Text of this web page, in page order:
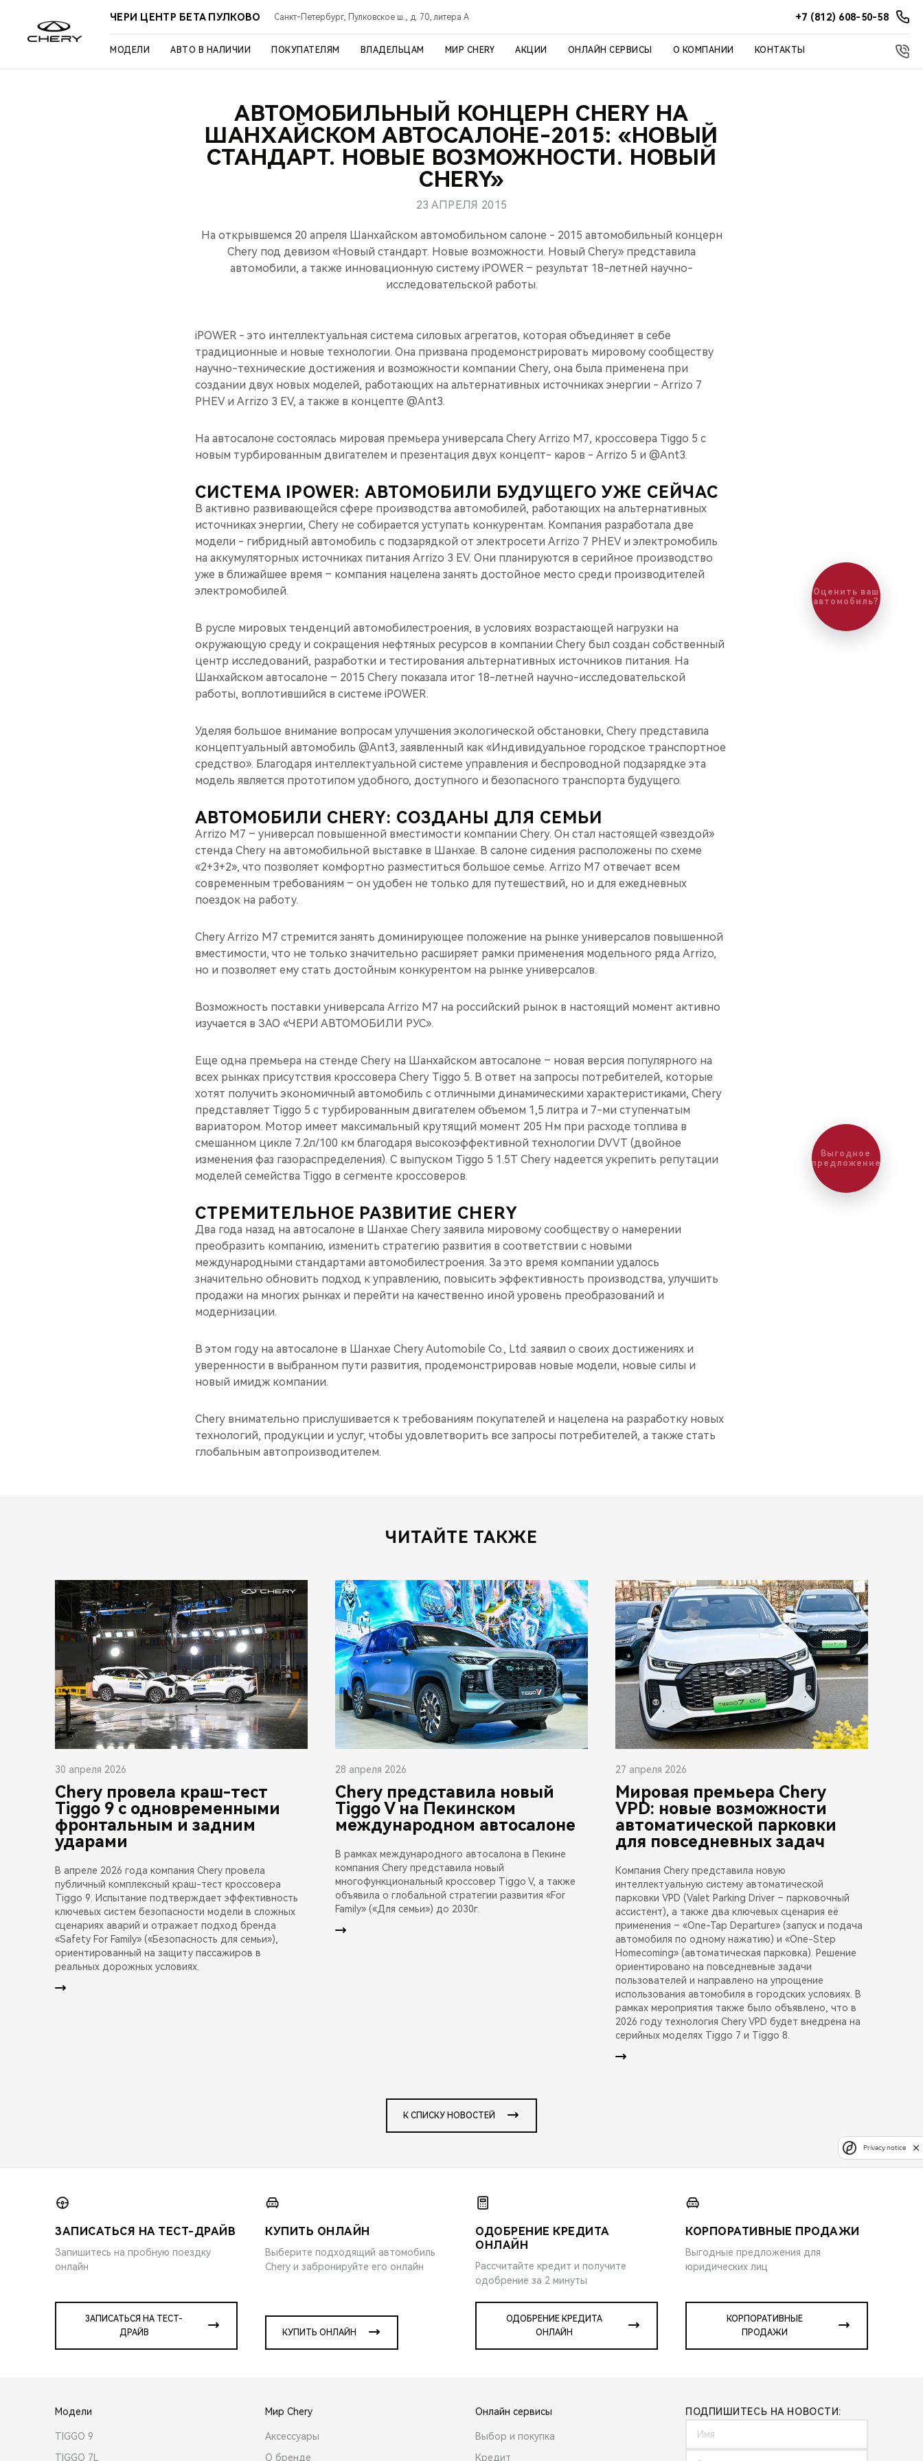
ЧЕРИ ЦЕНТР БЕТА ПУЛКОВО Санкт-Петербург, Пулковское ш., д. 70, литера А +7 (812) 608-50-58
МОДЕЛИ АВТО В НАЛИЧИИ ПОКУПАТЕЛЯМ ВЛАДЕЛЬЦАМ МИР CHERY АКЦИИ ОНЛАЙН СЕРВИСЫ О КОМПАНИИ КОНТАКТЫ
АВТОМОБИЛЬНЫЙ КОНЦЕРН CHERY НА
ШАНХАЙСКОМ АВТОСАЛОНЕ-2015: «НОВЫЙ
СТАНДАРТ. НОВЫЕ ВОЗМОЖНОСТИ. НОВЫЙ
CHERY»
23 АПРЕЛЯ 2015
На открывшемся 20 апреля Шанхайском автомобильном салоне - 2015 автомобильный концерн
Chery под девизом «Новый стандарт. Новые возможности. Новый Chery» представила
автомобили, а также инновационную систему iPOWER – результат 18-летней научно-
исследовательской работы.
iPOWER - это интеллектуальная система силовых агрегатов, которая объединяет в себе
традиционные и новые технологии. Она призвана продемонстрировать мировому сообществу
научно-технические достижения и возможности компании Chery, она была применена при
создании двух новых моделей, работающих на альтернативных источниках энергии - Arrizo 7
PHEV и Arrizo 3 EV, а также в концепте @Ant3.
На автосалоне состоялась мировая премьера универсала Chery Arrizo M7, кроссовера Tiggo 5 с
новым турбированным двигателем и презентация двух концепт- каров - Arrizo 5 и @Ant3.
СИСТЕМА IPOWER: АВТОМОБИЛИ БУДУЩЕГО УЖЕ СЕЙЧАС
В активно развивающейся сфере производства автомобилей, работающих на альтернативных
источниках энергии, Chery не собирается уступать конкурентам. Компания разработала две
модели - гибридный автомобиль с подзарядкой от электросети Arrizo 7 PHEV и электромобиль
на аккумуляторных источниках питания Arrizo 3 EV. Они планируются в серийное производство
уже в ближайшее время – компания нацелена занять достойное место среди производителей
электромобилей.
В русле мировых тенденций автомобилестроения, в условиях возрастающей нагрузки на
окружающую среду и сокращения нефтяных ресурсов в компании Chery был создан собственный
центр исследований, разработки и тестирования альтернативных источников питания. На
Шанхайском автосалоне – 2015 Chery показала итог 18-летней научно-исследовательской
работы, воплотившийся в системе iPOWER.
Уделяя большое внимание вопросам улучшения экологической обстановки, Chery представила
концептуальный автомобиль @Ant3, заявленный как «Индивидуальное городское транспортное
средство». Благодаря интеллектуальной системе управления и беспроводной подзарядке эта
модель является прототипом удобного, доступного и безопасного транспорта будущего.
АВТОМОБИЛИ CHERY: СОЗДАНЫ ДЛЯ СЕМЬИ
Arrizo M7 – универсал повышенной вместимости компании Chery. Он стал настоящей «звездой»
стенда Chery на автомобильной выставке в Шанхае. В салоне сидения расположены по схеме
«2+3+2», что позволяет комфортно разместиться большое семье. Arrizo M7 отвечает всем
современным требованиям – он удобен не только для путешествий, но и для ежедневных
поездок на работу.
Chery Arrizo M7 стремится занять доминирующее положение на рынке универсалов повышенной
вместимости, что не только значительно расширяет рамки применения модельного ряда Arrizo,
но и позволяет ему стать достойным конкурентом на рынке универсалов.
Возможность поставки универсала Arrizo M7 на российский рынок в настоящий момент активно
изучается в ЗАО «ЧЕРИ АВТОМОБИЛИ РУС».
Еще одна премьера на стенде Chery на Шанхайском автосалоне – новая версия популярного на
всех рынках присутствия кроссовера Chery Tiggo 5. В ответ на запросы потребителей, которые
хотят получить экономичный автомобиль с отличными динамическими характеристиками, Chery
представляет Tiggo 5 с турбированным двигателем объемом 1,5 литра и 7-ми ступенчатым
вариатором. Мотор имеет максимальный крутящий момент 205 Нм при расходе топлива в
смешанном цикле 7.2л/100 км благодаря высокоэффективной технологии DVVT (двойное
изменения фаз газораспределения). С выпуском Tiggo 5 1.5T Chery надеется укрепить репутации
моделей семейства Tiggo в сегменте кроссоверов.
СТРЕМИТЕЛЬНОЕ РАЗВИТИЕ CHERY
Два года назад на автосалоне в Шанхае Chery заявила мировому сообществу о намерении
преобразить компанию, изменить стратегию развития в соответствии с новыми
международными стандартами автомобилестроения. За это время компании удалось
значительно обновить подход к управлению, повысить эффективность производства, улучшить
продажи на многих рынках и перейти на качественно иной уровень преобразований и
модернизации.
В этом году на автосалоне в Шанхае Chery Automobile Co., Ltd. заявил о своих достижениях и
уверенности в выбранном пути развития, продемонстрировав новые модели, новые силы и
новый имидж компании.
Chery внимательно прислушивается к требованиям покупателей и нацелена на разработку новых
технологий, продукции и услуг, чтобы удовлетворить все запросы потребителей, а также стать
глобальным автопроизводителем.
ЧИТАЙТЕ ТАКЖЕ
30 апреля 2026
Chery провела краш-тест
Tiggo 9 с одновременными
фронтальным и задним
ударами
В апреле 2026 года компания Chery провела
публичный комплексный краш-тест кроссовера
Tiggo 9. Испытание подтверждает эффективность
ключевых систем безопасности модели в сложных
сценариях аварий и отражает подход бренда
«Safety For Family» («Безопасность для семьи»),
ориентированный на защиту пассажиров в
реальных дорожных условиях.
28 апреля 2026
Chery представила новый
Tiggo V на Пекинском
международном автосалоне
В рамках международного автосалона в Пекине
компания Chery представила новый
многофункциональный кроссовер Tiggo V, а также
объявила о глобальной стратегии развития «For
Family» («Для семьи») до 2030г.
27 апреля 2026
Мировая премьера Chery
VPD: новые возможности
автоматической парковки
для повседневных задач
Компания Chery представила новую
интеллектуальную систему автоматической
парковки VPD (Valet Parking Driver – парковочный
ассистент), а также два ключевых сценария её
применения – «One-Tap Departure» (запуск и подача
автомобиля по одному нажатию) и «One-Step
Homecoming» (автоматическая парковка). Решение
ориентировано на повседневные задачи
пользователей и направлено на упрощение
использования автомобиля в городских условиях. В
рамках мероприятия также было объявлено, что в
2026 году технология Chery VPD будет внедрена на
серийных моделях Tiggo 7 и Tiggo 8.
К СПИСКУ НОВОСТЕЙ
ЗАПИСАТЬСЯ НА ТЕСТ-ДРАЙВ
Запишитесь на пробную поездку
онлайн
ЗАПИСАТЬСЯ НА ТЕСТ-
ДРАЙВ
КУПИТЬ ОНЛАЙН
Выберите подходящий автомобиль
Chery и забронируйте его онлайн
КУПИТЬ ОНЛАЙН
ОДОБРЕНИЕ КРЕДИТА
ОНЛАЙН
Рассчитайте кредит и получите
одобрение за 2 минуты
ОДОБРЕНИЕ КРЕДИТА
ОНЛАЙН
КОРПОРАТИВНЫЕ ПРОДАЖИ
Выгодные предложения для
юридических лиц
КОРПОРАТИВНЫЕ
ПРОДАЖИ
Модели
TIGGO 9
TIGGO 7L
Мир Chery
Аксессуары
О бренде
Онлайн сервисы
Выбор и покупка
Кредит
ПОДПИШИТЕСЬ НА НОВОСТИ:
Оценить ваш
автомобиль?
Выгодное
предложение
Privacy notice